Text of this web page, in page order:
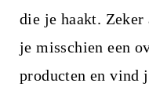
die je haakt.
je misschien een
producten en vind